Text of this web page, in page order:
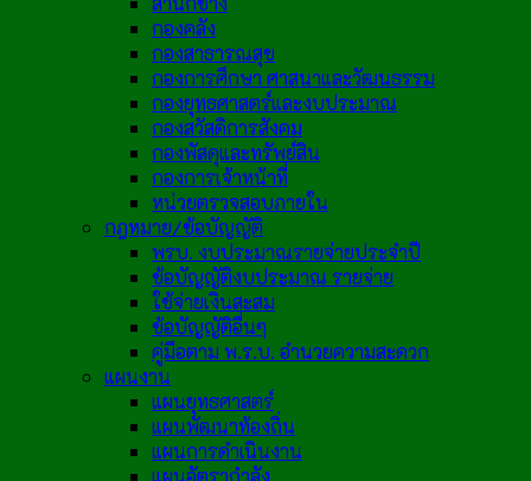
กองคลัง
กองสาธารณสุข
กองการศึกษา ศาสนาและวัฒนธรรม
กองยุทธศาสตร์และงบประมาณ
กองสวัสดิการสังคม
กองพัสดุและทรัพย์สิน
กองการเจ้าหน้าที่
หน่วยตรวจสอบภายใน
กฎหมาย/ข้อบัญญัติ
พรบ. งบประมาณรายจ่ายประจำปี
ข้อบัญญัติงบประมาณ รายจ่าย
ใช้จ่ายเงินสะสม
ข้อบัญญัติอื่นๆ
คู่มือตาม พ.ร.บ. อำนวยความสะดวก
แผนงาน
แผนยุทธศาสตร์
แผนพัฒนาท้องถิ่น
แผนการดำเนินงาน
แผนอัตรากำลัง